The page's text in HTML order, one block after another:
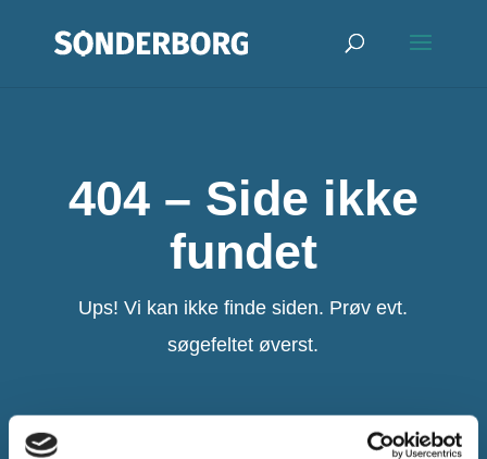
404 – Side ikke
fundet
Ups! Vi kan ikke finde siden. Prøv evt.
søgefeltet øverst.